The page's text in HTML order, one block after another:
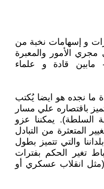
و إسهامات نخبة من
مجري الأمور والمعبرة
قادة و علماء
ما نجده هو ايضا يُكتب
باقتصاره علي مسار
السلطة). يمكننا عزو
المتعثرة من التبادل
والتي تتميز بطول
تغير الحكم بفترات
انقلاب عسكري أو